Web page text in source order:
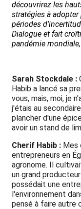
découvrirez les
stratégies à
périodes
Dialogue et fait
pandémie
Sarah Stockdale :
Habib a lancé sa
vous, mais, moi, je
j'étais au
plancher d'une
avoir un stand de
Cherif Habib : Mes
entrepreneurs en
agronome. Il
un grand
possédait une
l'environnement
pensé à faire autre